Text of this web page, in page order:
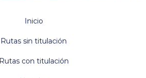
Inicio
Rutas sin titulación
Rutas con titulación